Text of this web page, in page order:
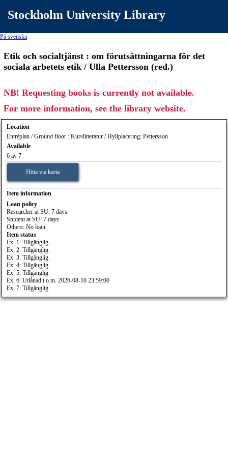
Stockholm University Library
På svenska
Etik och socialtjänst : om förutsättningarna för det
sociala arbetets etik / Ulla Pettersson (red.)
NB! Requesting books is currently not available.
For more information, see the library website.
Location
Entréplan / Ground floor : Kurslitteratur / Hyllplacering: Pettersson
Available
6 av 7
Hitta via karta
Item information
Loan policy
Researcher at SU: 7 days
Student at SU: 7 days
Others: No loan
Item status
Ex. 1: Tillgänglig
Ex. 2: Tillgänglig
Ex. 3: Tillgänglig
Ex. 4: Tillgänglig
Ex. 5: Tillgänglig
Ex. 6: Utlånad t.o.m. 2026-08-10 23:59:00
Ex. 7: Tillgänglig